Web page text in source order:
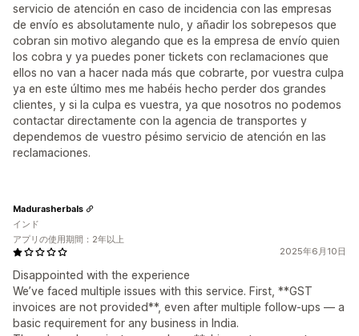
servicio de atención en caso de incidencia con las empresas
de envío es absolutamente nulo, y añadir los sobrepesos que
cobran sin motivo alegando que es la empresa de envío quien
los cobra y ya puedes poner tickets con reclamaciones que
ellos no van a hacer nada más que cobrarte, por vuestra culpa
ya en este último mes me habéis hecho perder dos grandes
clientes, y si la culpa es vuestra, ya que nosotros no podemos
contactar directamente con la agencia de transportes y
dependemos de vuestro pésimo servicio de atención en las
reclamaciones.
2025年6月10日
Disappointed with the experience
We’ve faced multiple issues with this service. First, **GST
invoices are not provided**, even after multiple follow-ups — a
basic requirement for any business in India.
Madurasherbals
インド
アプリの使用期間：2年以上